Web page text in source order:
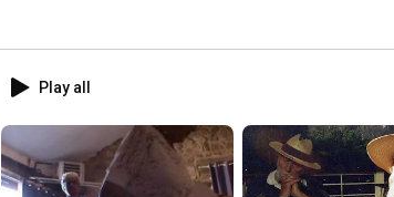
Play all